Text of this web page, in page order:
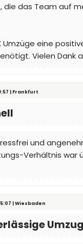
die das Team auf
eine
Vielen Dank
| Frankfurt
und
Verhältnis war
| Wiesbaden